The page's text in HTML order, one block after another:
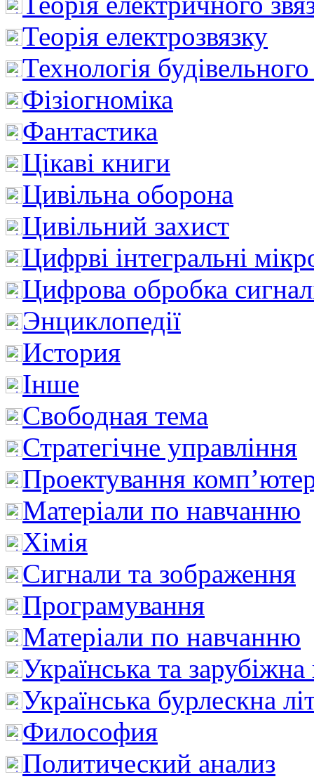
Теорія електрозвязку
Технологія
Фізіогноміка
Фантастика
Цікаві книги
Цивільна оборона
Цивільний захист
Цифрві інтегральні
Цифрова обробка
Энциклопедії
История
Інше
Свободная тема
Стратегічне управління
Проектування
Матеріали по навчанню
Хімія
Сигнали та зображення
Програмування
Матеріали по навчанню
Українська та зарубіжна
Українська бурлескна
Философия
Политический анализ